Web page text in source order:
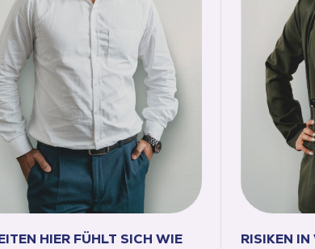
HIER FÜHLT SICH WIE
RISIKEN